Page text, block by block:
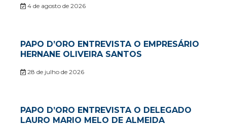
4 de agosto de 2026
PAPO D’ORO ENTREVISTA O EMPRESÁRIO
HERNANE OLIVEIRA SANTOS
28 de julho de 2026
PAPO D’ORO ENTREVISTA O DELEGADO
LAURO MARIO MELO DE ALMEIDA